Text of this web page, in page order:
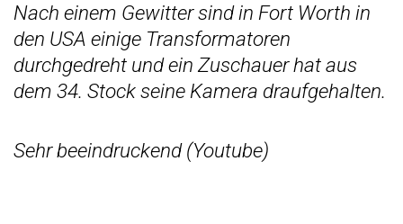
Nach einem Gewitter sind in Fort Worth in
den USA einige Transformatoren
durchgedreht und ein Zuschauer hat aus
dem 34. Stock seine Kamera draufgehalten.
Sehr beeindruckend (Youtube)